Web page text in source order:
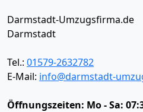
Darmstadt-Umzugsfirma.de
Darmstadt
Tel.: 01579-2632782
E-Mail: info@darmstadt-
Öffnungszeiten: Mo - Sa: